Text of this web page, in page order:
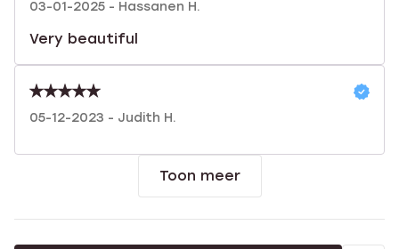
03-01-2025 - Hassanen H.
Very beautiful
05-12-2023 - Judith H.
Toon meer